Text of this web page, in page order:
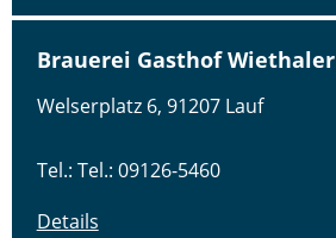
Brauerei Gasthof Wiethaler
Welserplatz 6, 91207 Lauf
Tel.: Tel.: 09126-5460
Details